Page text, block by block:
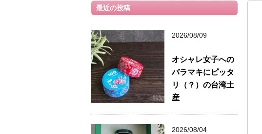
最近の投稿
2026/08/09
オシャレ女子への
バラマキにピッタ
リ（？）の台湾土
産
2026/08/04